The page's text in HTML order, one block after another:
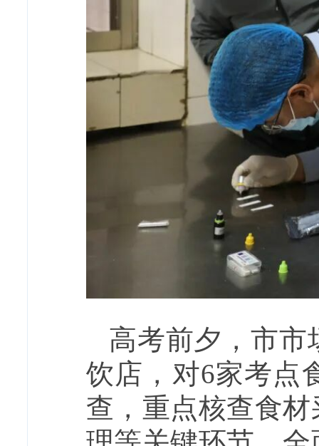
高考前夕，市市
饮店，对6家考点
查，重点核查食